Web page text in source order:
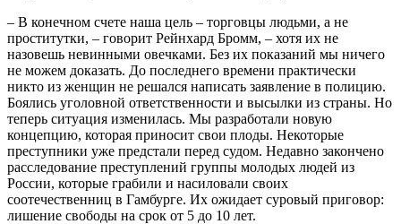
– В конечном счете наша цель – торговцы людьми, а не
проститутки, – говорит Рейнхард Бромм, – хотя их не
назовешь невинными овечками. Без их показаний мы ничего
не можем доказать. До последнего времени практически
никто из женщин не решался написать заявление в полицию.
Боялись уголовной ответственности и высылки из страны. Но
теперь ситуация изменилась. Мы разработали новую
концепцию, которая приносит свои плоды. Некоторые
преступники уже предстали перед судом. Недавно закончено
расследование преступлений группы молодых людей из
России, которые грабили и насиловали своих
соотечественниц в Гамбурге. Их ожидает суровый приговор:
лишение свободы на срок от 5 до 10 лет.